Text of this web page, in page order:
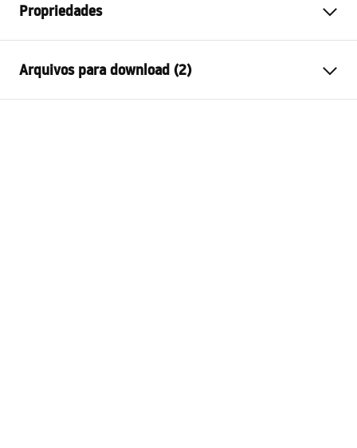
Propriedades
Cor
Preto
Materiais
Aço inoxidável
Arquivos para download (2)